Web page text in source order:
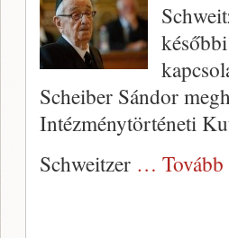
Scheiber Sándor
Intézménytörténeti
Schweitzer … Tovább